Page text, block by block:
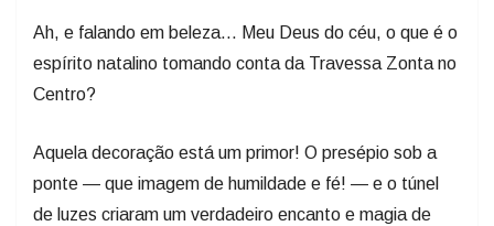
Ah, e falando em beleza... Meu Deus do céu, o que é o
espírito natalino tomando conta da Travessa Zonta no
Centro?
Aquela decoração está um primor! O presépio sob a
ponte — que imagem de humildade e fé! — e o túnel
de luzes criaram um verdadeiro encanto e magia de